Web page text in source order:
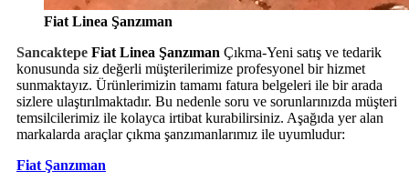
Fiat Linea Şanzıman
Sancaktepe Fiat Linea Şanzıman Çıkma-Yeni satış ve tedarik
konusunda siz değerli müşterilerimize profesyonel bir hizmet
sunmaktayız. Ürünlerimizin tamamı fatura belgeleri ile bir arada
sizlere ulaştırılmaktadır. Bu nedenle soru ve sorunlarınızda müşteri
temsilcilerimiz ile kolayca irtibat kurabilirsiniz. Aşağıda yer alan
markalarda araçlar çıkma şanzımanlarımız ile uyumludur:
Fiat Şanzıman